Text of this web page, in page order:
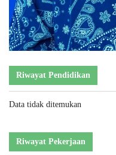
Riwayat Pendidikan
Data tidak ditemukan
Riwayat Pekerjaan